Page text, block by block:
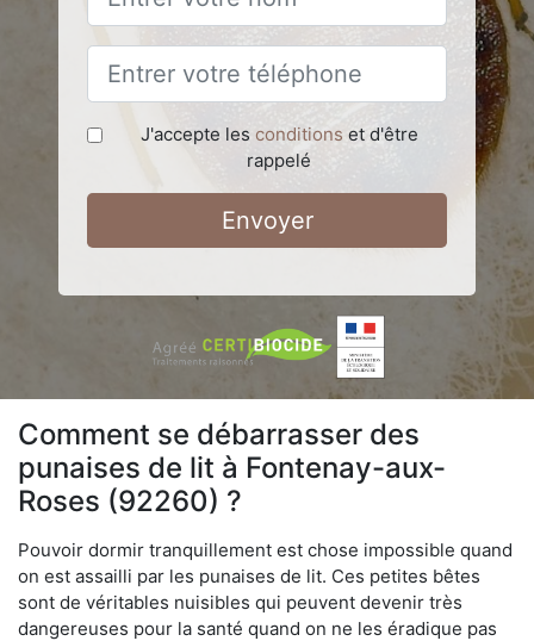
J'accepte les conditions et d'être
rappelé
Envoyer
Comment se débarrasser des
punaises de lit à Fontenay-aux-
Roses (92260) ?
Pouvoir dormir tranquillement est chose impossible quand
on est assailli par les punaises de lit. Ces petites bêtes
sont de véritables nuisibles qui peuvent devenir très
dangereuses pour la santé quand on ne les éradique pas